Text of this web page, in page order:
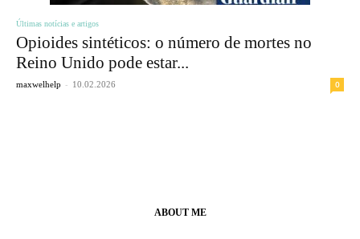
Últimas notícias e artigos
Opioides sintéticos: o número de mortes no
Reino Unido pode estar...
maxwelhelp - 10.02.2026 0
ABOUT ME